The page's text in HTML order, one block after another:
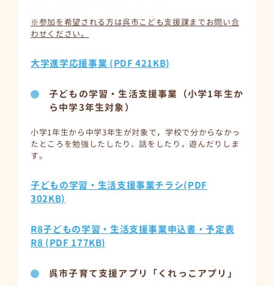
※参加を希望される方は呉市こども支援課までお問い合
わせください。
大学進学応援事業 (PDF 421KB)
子どもの学習・生活支援事業（小学1年生か
ら中学3年生対象）
小学1年生から中学3年生が対象で，学校で分からなかっ
たところを勉強したしたり、話をしたり，遊んだりしま
す。
子どもの学習・生活支援事業チラシ(PDF
302KB)
R8子どもの学習・生活支援事業申込書・予定表
R8 (PDF 177KB)
呉市子育て支援アプリ「くれっこアプリ」